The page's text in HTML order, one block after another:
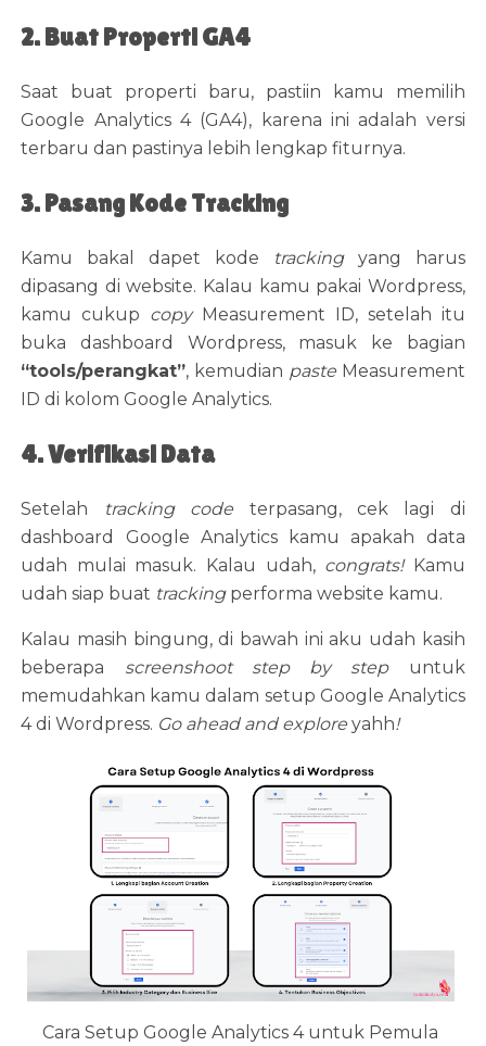
2. Buat Properti GA4
Saat buat properti baru, pastiin kamu memilih
Google Analytics 4 (GA4), karena ini adalah versi
terbaru dan pastinya lebih lengkap fiturnya.
3. Pasang Kode Tracking
Kamu bakal dapet kode tracking yang harus
dipasang di website. Kalau kamu pakai Wordpress,
kamu cukup copyMeasurement ID, setelah itu
buka dashboard Wordpress, masuk ke bagian
“tools/perangkat”, kemudian pasteMeasurement
ID di kolom Google Analytics.
4. Verifikasi Data
Setelah tracking code terpasang, cek lagi di
dashboard Google Analytics kamu apakah data
udah mulai masuk. Kalau udah, congrats!Kamu
udah siap buat trackingperforma website kamu.
Kalau masih bingung, di bawah ini aku udah kasih
beberapa screenshoot step by step untuk
memudahkan kamu dalam setup Google Analytics
4 di Wordpress. Go ahead and exploreyahh!
Cara Setup Google Analytics 4 untuk Pemula